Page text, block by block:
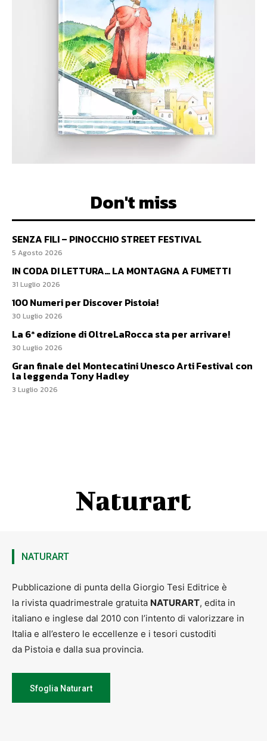
Don't miss
SENZA FILI – PINOCCHIO STREET FESTIVAL
5 Agosto 2026
IN CODA DI LETTURA… LA MONTAGNA A FUMETTI
31 Luglio 2026
100 Numeri per Discover Pistoia!
30 Luglio 2026
La 6ª edizione di OltreLaRocca sta per arrivare!
30 Luglio 2026
Gran finale del Montecatini Unesco Arti Festival con
la leggenda Tony Hadley
3 Luglio 2026
Naturart
NATURART
Pubblicazione di punta della Giorgio Tesi Editrice è
la rivista quadrimestrale gratuita NATURART, edita in
italiano e inglese dal 2010 con l’intento di valorizzare in
Italia e all’estero le eccellenze e i tesori custoditi
da Pistoia e dalla sua provincia.
Sfoglia Naturart